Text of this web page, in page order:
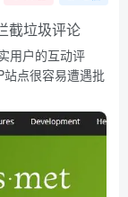
截垃圾评论
用户的互动评
点很容易遭遇批